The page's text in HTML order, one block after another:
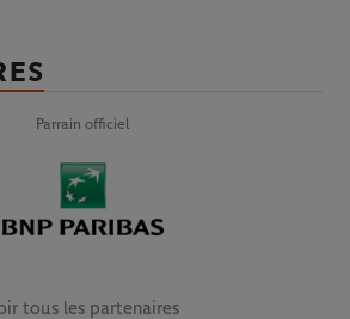
Parrain officiel
tous les partenaires